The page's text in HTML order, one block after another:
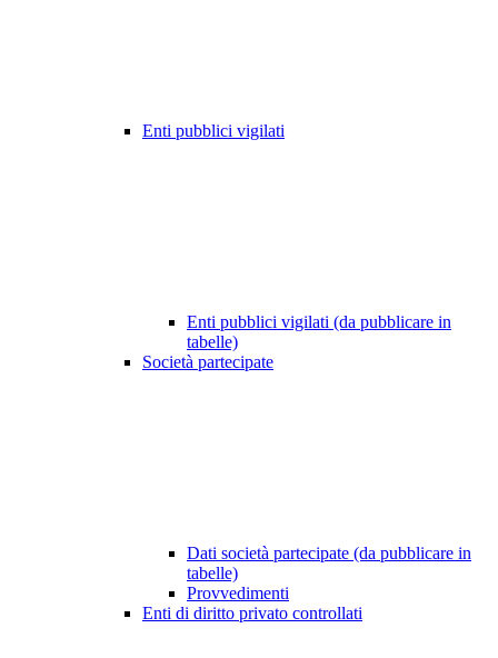
Enti pubblici vigilati
Enti pubblici vigilati (da pubblicare in
tabelle)
Società partecipate
Dati società partecipate (da pubblicare in
tabelle)
Provvedimenti
Enti di diritto privato controllati